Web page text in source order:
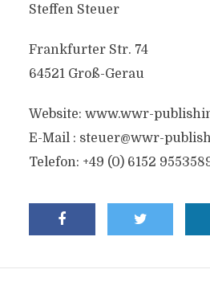
Steffen Steuer
Frankfurter Str. 74
64521 Groß-Gerau
Website: www.wwr-
E-Mail : steuer@wwr-
Telefon: +49 (0) 6152